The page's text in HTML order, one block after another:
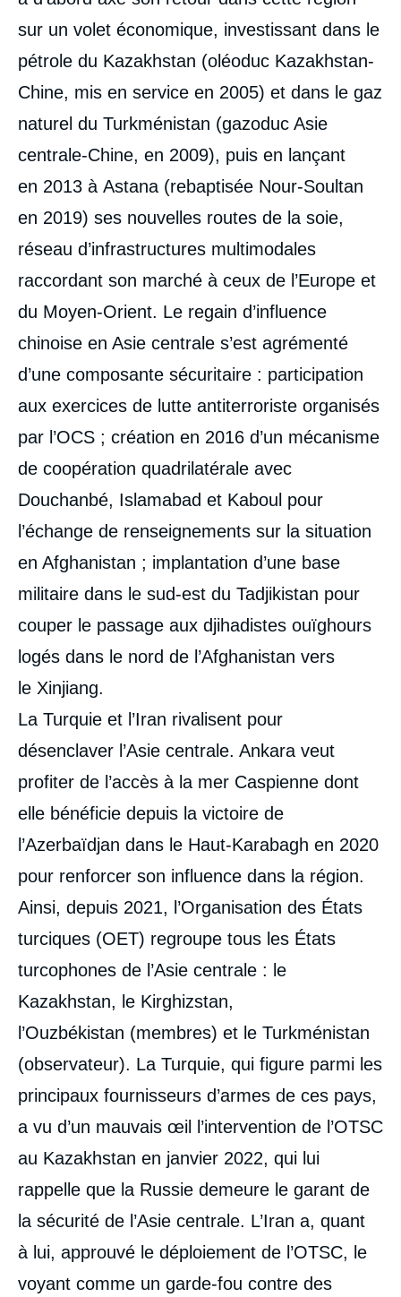
sur un volet économique, investissant dans le
pétrole du Kazakhstan (oléoduc Kazakhstan-
Chine, mis en service en 2005) et dans le gaz
naturel du Turkménistan (gazoduc Asie
centrale-Chine, en 2009), puis en lançant
en 2013 à Astana (rebaptisée Nour-Soultan
en 2019) ses nouvelles routes de la soie,
réseau d’infrastructures multimodales
raccordant son marché à ceux de l’Europe et
du Moyen-Orient. Le regain d’influence
chinoise en Asie centrale s’est agrémenté
d’une composante sécuritaire : participation
aux exercices de lutte antiterroriste organisés
par l’OCS ; création en 2016 d’un mécanisme
de coopération quadrilatérale avec
Douchanbé, Islamabad et Kaboul pour
l’échange de renseignements sur la situation
en Afghanistan ; implantation d’une base
militaire dans le sud-est du Tadjikistan pour
couper le passage aux djihadistes ouïghours
logés dans le nord de l’Afghanistan vers
le Xinjiang.
La Turquie et l’Iran rivalisent pour
désenclaver l’Asie centrale. Ankara veut
profiter de l’accès à la mer Caspienne dont
elle bénéficie depuis la victoire de
l’Azerbaïdjan dans le Haut-Karabagh en 2020
pour renforcer son influence dans la région.
Ainsi, depuis 2021, l’Organisation des États
turciques (OET) regroupe tous les États
turcophones de l’Asie centrale : le
Kazakhstan, le Kirghizstan,
l’Ouzbékistan (membres) et le Turkménistan
(observateur). La Turquie, qui figure parmi les
principaux fournisseurs d’armes de ces pays,
a vu d’un mauvais œil l’intervention de l’OTSC
au Kazakhstan en janvier 2022, qui lui
rappelle que la Russie demeure le garant de
la sécurité de l’Asie centrale. L’Iran a, quant
à lui, approuvé le déploiement de l’OTSC, le
voyant comme un garde-fou contre des